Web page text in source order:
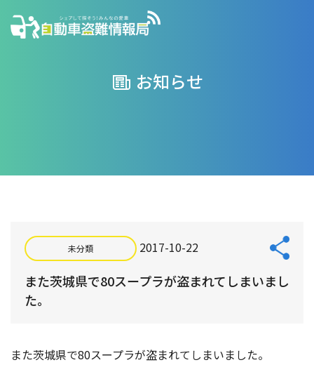
お知らせ
未分類 2017-10-22
また茨城県で80スープラが盗まれてしまいまし
た。
また茨城県で80スープラが盗まれてしまいました。